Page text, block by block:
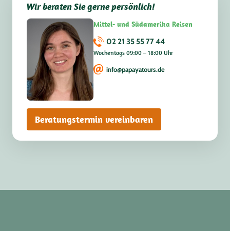
Wir beraten Sie gerne persönlich!
Mittel- und Südamerika Reisen
02 21 35 55 77 44
Wochentags 09:00 – 18:00 Uhr
info@papayatours.de
Beratungstermin vereinbaren